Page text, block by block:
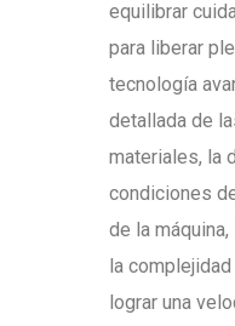
equilibrar
para liberar
tecnología
detallada de
materiales, la
condiciones
de la
la
lograr una